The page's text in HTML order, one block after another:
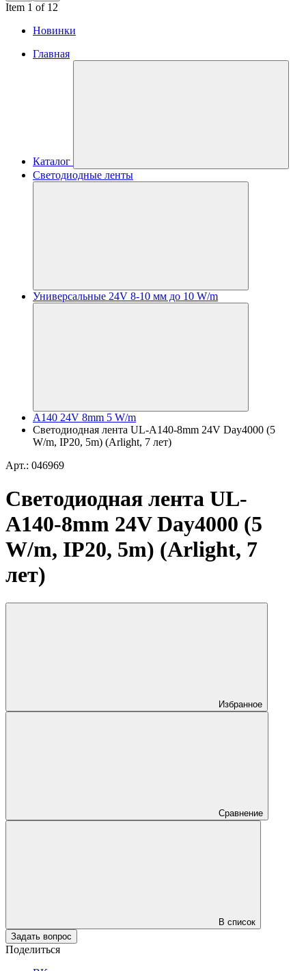
Item 1 of 12
Новинки
Главная
Каталог
Светодиодные ленты
Универсальные 24V 8-10 мм до 10 W/m
A140 24V 8mm 5 W/m
Светодиодная лента UL-A140-8mm 24V Day4000 (5
W/m, IP20, 5m) (Arlight, 7 лет)
Арт.: 046969
Светодиодная лента UL-
A140-8mm 24V Day4000 (5
W/m, IP20, 5m) (Arlight, 7
лет)
Избранное
Сравнение
В список
Задать вопрос
Поделиться